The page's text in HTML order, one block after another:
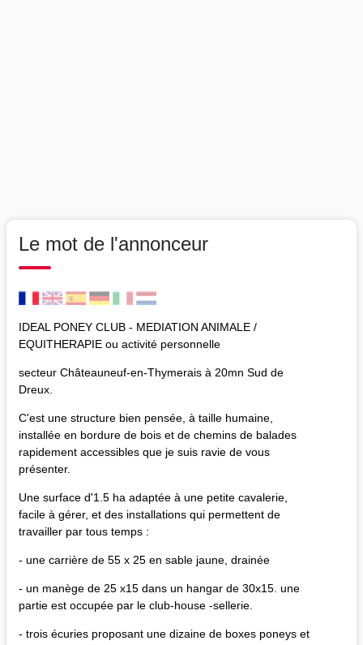
Le mot de l'annonceur
IDEAL PONEY CLUB - MEDIATION ANIMALE /
EQUITHERAPIE ou activité personnelle
secteur Châteauneuf-en-Thymerais à 20mn Sud de
Dreux.
C'est une structure bien pensée, à taille humaine,
installée en bordure de bois et de chemins de balades
rapidement accessibles que je suis ravie de vous
présenter.
Une surface d'1.5 ha adaptée à une petite cavalerie,
facile à gérer, et des installations qui permettent de
travailler par tous temps :
- une carrière de 55 x 25 en sable jaune, drainée
- un manège de 25 x15 dans un hangar de 30x15. une
partie est occupée par le club-house -sellerie.
- trois écuries proposant une dizaine de boxes poneys et